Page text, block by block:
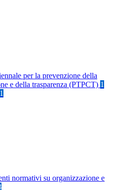
per la prevenzione della
e della trasparenza (PTPCT) 1
normativi su organizzazione e